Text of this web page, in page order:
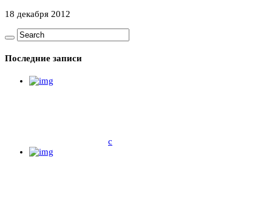
18 декабря 2012
Последние записи
c